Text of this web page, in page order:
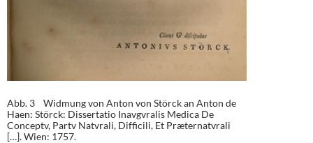
Abb. 3 Widmung von Anton von Störck an Anton de
Haen: Störck: Dissertatio Inavgvralis Medica De
Conceptv, Partv Natvrali, Difficili, Et Præternatvrali
[…]. Wien: 1757.